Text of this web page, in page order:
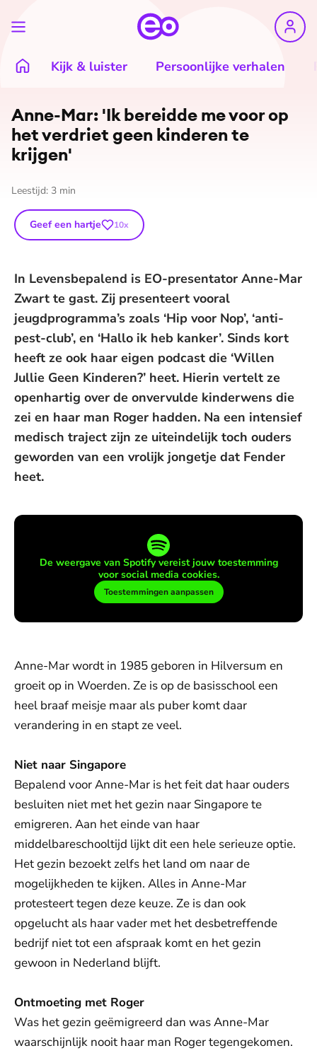
Kijk & luister Persoonlijke verhalen
Anne-Mar: 'Ik bereidde me voor op
het verdriet geen kinderen te
krijgen'
Leestijd: 3 min
Geef een hartje 10x
In Levensbepalend is EO-presentator Anne-Mar
Zwart te gast. Zij presenteert vooral
jeugdprogramma’s zoals ‘Hip voor Nop’, ‘anti-
pest-club’, en ‘Hallo ik heb kanker’. Sinds kort
heeft ze ook haar eigen podcast die ‘Willen
Jullie Geen Kinderen?’ heet. Hierin vertelt ze
openhartig over de onvervulde kinderwens die
zei en haar man Roger hadden. Na een intensief
medisch traject zijn ze uiteindelijk toch ouders
geworden van een vrolijk jongetje dat Fender
heet.
De weergave van Spotify vereist jouw toestemming
voor social media cookies.
Toestemmingen aanpassen
Anne-Mar wordt in 1985 geboren in Hilversum en
groeit op in Woerden. Ze is op de basisschool een
heel braaf meisje maar als puber komt daar
verandering in en stapt ze veel.
Niet naar Singapore
Bepalend voor Anne-Mar is het feit dat haar ouders
besluiten niet met het gezin naar Singapore te
emigreren. Aan het einde van haar
middelbareschooltijd lijkt dit een hele serieuze optie.
Het gezin bezoekt zelfs het land om naar de
mogelijkheden te kijken. Alles in Anne-Mar
protesteert tegen deze keuze. Ze is dan ook
opgelucht als haar vader met het desbetreffende
bedrijf niet tot een afspraak komt en het gezin
gewoon in Nederland blijft.
Ontmoeting met Roger
Was het gezin geëmigreerd dan was Anne-Mar
waarschijnlijk nooit haar man Roger tegengekomen.